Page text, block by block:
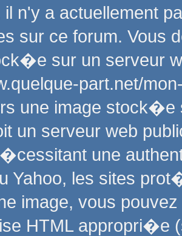
il n'y a actuellement
sur ce forum. Vous
sur un serveur
part.net/
une image
un serveur web
une
Yahoo, les sites
image, vous
HTML